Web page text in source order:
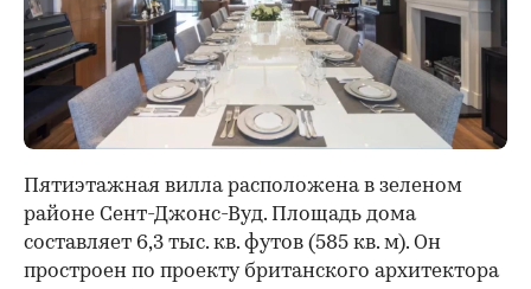
Пятиэтажная вилла расположена в зеленом
районе Сент-Джонс-Вуд. Площадь дома
составляет 6,3 тыс. кв. футов (585 кв. м). Он
простроен по проекту британского архитектора